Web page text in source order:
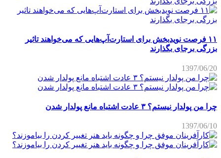
۱۱ فرصت نویدبخش برای استارت‌آپ‌هایی که می‌خواهند تاثیر
بزرگی برجای بگذارند
1397/06/20
چرا من پولدار نیستم؟ ۳ عادت اشتباه مانع پولدار شدن
1397/06/10